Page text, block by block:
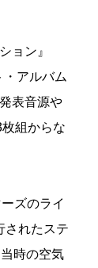
ョン』
アルバム
表音源や
組からな
ズのライ
されたステ
時の空気